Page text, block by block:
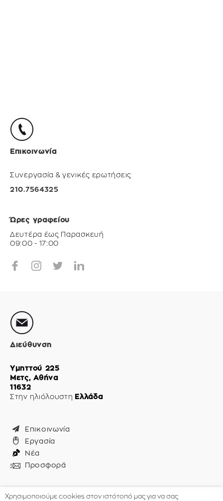
Επικοινωνία
Συνεργασία & γενικές ερωτήσεις
210.7564325
Ώρες γραφείου
Δευτέρα έως Παρασκευή
09:00 - 17:00
Διεύθυνση
Υμηττού 225
Μετς, Αθήνα
11632
Στην ηλιόλουστη Ελλάδα
Επικοινωνία
Εργασία
Νέα
Προσφορά
Χρησιμοποιούμε cookies στον ιστότοπό μας για να σας